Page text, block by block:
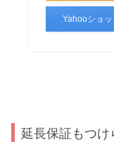
Yahooショ
延長保証もつけ